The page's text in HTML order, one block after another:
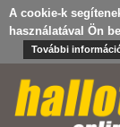
A cookie-k
használatával Ön
További